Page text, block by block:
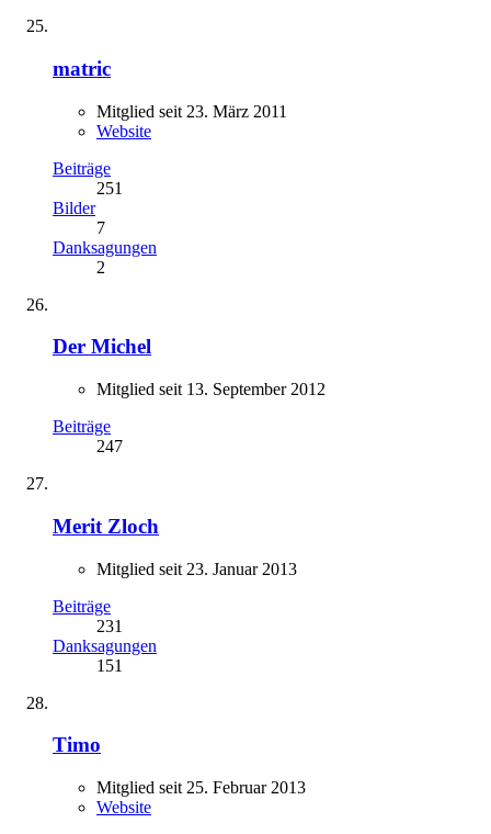
matric
Mitglied seit 23. März 2011
Website
Beiträge
251
Bilder
7
Danksagungen
2
Der Michel
Mitglied seit 13. September 2012
Beiträge
247
Merit Zloch
Mitglied seit 23. Januar 2013
Beiträge
231
Danksagungen
151
Timo
Mitglied seit 25. Februar 2013
Website